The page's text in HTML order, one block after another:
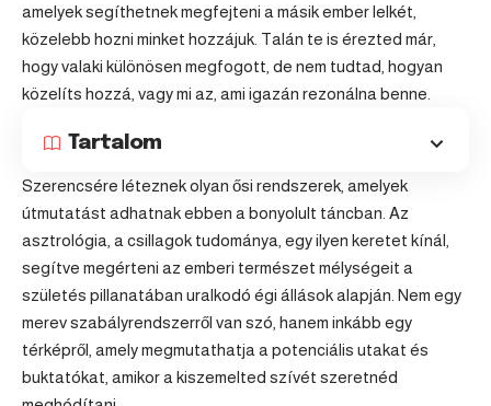
amelyek segíthetnek megfejteni a másik ember lelkét,
közelebb hozni minket hozzájuk. Talán te is érezted már,
hogy valaki különösen megfogott, de nem tudtad, hogyan
közelíts hozzá, vagy mi az, ami igazán rezonálna benne.
Tartalom
Szerencsére léteznek olyan ősi rendszerek, amelyek
útmutatást adhatnak ebben a bonyolult táncban. Az
asztrológia, a csillagok tudománya, egy ilyen keretet kínál,
segítve megérteni az emberi természet mélységeit a
születés pillanatában uralkodó égi állások alapján. Nem egy
merev szabályrendszerről van szó, hanem inkább egy
térképről, amely megmutathatja a potenciális utakat és
buktatókat, amikor a kiszemelted szívét szeretnéd